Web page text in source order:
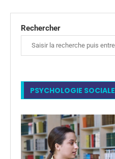
Rechercher
PSYCHOLOGIE SOCIALE